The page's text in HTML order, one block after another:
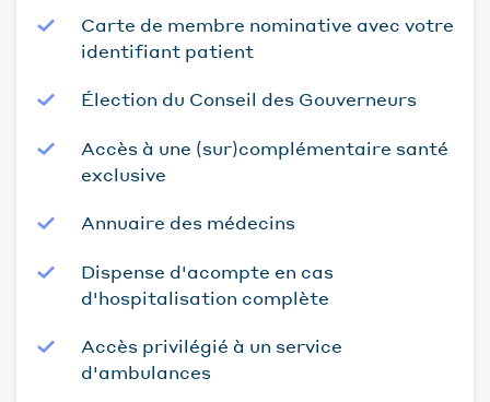
Carte de membre nominative avec votre
identifiant patient
Élection du Conseil des Gouverneurs
Accès à une (sur)complémentaire santé
exclusive
Annuaire des médecins
Dispense d'acompte en cas
d'hospitalisation complète
Accès privilégié à un service
d'ambulances